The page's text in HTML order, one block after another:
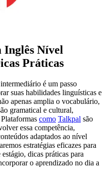
Inglês Nível
Práticas
é um passo
suas habilidades linguísticas e
apenas amplia o vocabulário,
gramatical e cultural,
como Talkpal são
essa competência,
adaptados ao nível
estratégias eficazes para
dicas práticas para
o aprendizado no dia a